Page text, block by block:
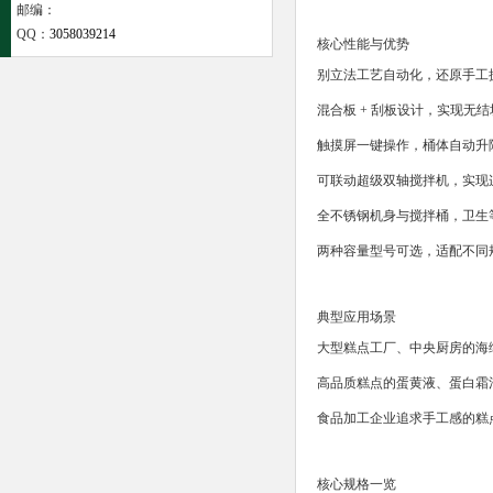
核心性能与优势
别立法工艺自动化，还原手
混合板 + 刮板设计，实现无
触摸屏一键操作，桶体自动
可联动超级双轴搅拌机，实现
全不锈钢机身与搅拌桶，卫
两种容量型号可选，适配不
典型应用场景
大型糕点工厂、中央厨房的
高品质糕点的蛋黄液、蛋白
食品加工企业追求手工感的糕
核心规格一览
邮编：
QQ： 3058039214